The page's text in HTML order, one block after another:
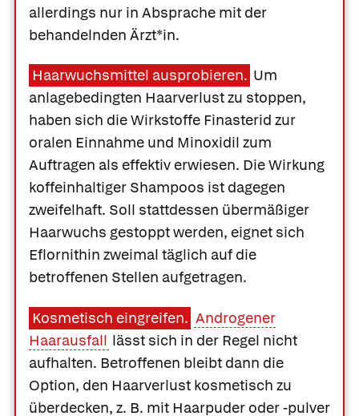
allerdings nur in Absprache mit der
behandelnden Ärzt*in.
Haarwuchsmittel ausprobieren. Um
anlagebedingten Haarverlust zu stoppen,
haben sich die Wirkstoffe Finasterid zur
oralen Einnahme und Minoxidil zum
Auftragen als effektiv erwiesen. Die Wirkung
koffeinhaltiger Shampoos ist dagegen
zweifelhaft. Soll stattdessen übermäßiger
Haarwuchs gestoppt werden, eignet sich
Eflornithin zweimal täglich auf die
betroffenen Stellen aufgetragen.
Kosmetisch eingreifen. Androgener
Haarausfall lässt sich in der Regel nicht
aufhalten. Betroffenen bleibt dann die
Option, den Haarverlust kosmetisch zu
überdecken, z. B. mit Haarpuder oder -pulver